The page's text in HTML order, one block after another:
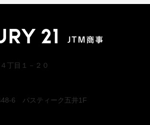
丁目１－２０
6 パスティーク五井1F